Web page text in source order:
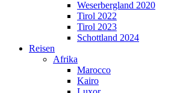
Weserbergland 2020
Tirol 2022
Tirol 2023
Schottland 2024
Reisen
Afrika
Marocco
Kairo